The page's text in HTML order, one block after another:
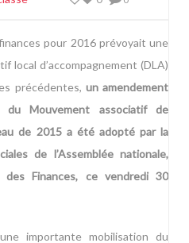
pour 2016 prévoyait une
local d’accompagnement (DLA)
précédentes, un amendement
du Mouvement associatif de
de 2015 a été adopté par la
de l’Assemblée nationale,
des Finances, ce vendredi 30
importante mobilisation du